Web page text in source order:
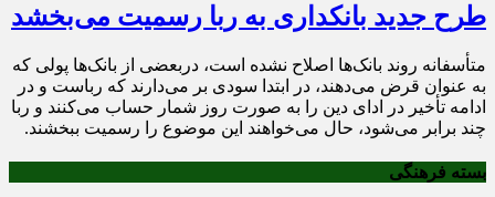
طرح جدید بانکداری به ربا رسمیت می‌بخشد
متأسفانه روند بانک‌ها اصلاح نشده است، دربعضی از بانک‌ها پولی که
به عنوان قرض می‌دهند، در ابتدا سودی بر می‌دارند که رباست و در
ادامه تأخیر در ادای دین را به صورت روز شمار حساب می‌کنند و ربا
چند برابر می‌شود، حال می‌خواهند این موضوع را رسمیت ببخشند.
بسته فرهنگی